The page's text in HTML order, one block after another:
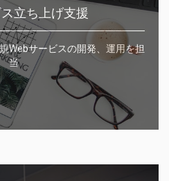
立ち上げ支援
Webサービスの開発、運用を担
当